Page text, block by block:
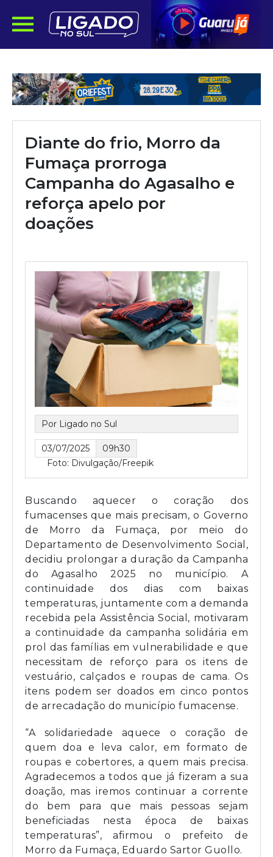
Diante do frio, Morro da
Fumaça prorroga
Campanha do Agasalho e
reforça apelo por
doações
Por Ligado no Sul
03/07/2025
09h30
Foto: Divulgação/Freepik
Buscando aquecer o coração dos
fumacenses que mais precisam, o Governo
de Morro da Fumaça, por meio do
Departamento de Desenvolvimento Social,
decidiu prolongar a duração da Campanha
do Agasalho 2025 no município. A
continuidade dos dias com baixas
temperaturas, juntamente com a demanda
recebida pela Assistência Social, motivaram
a continuidade da campanha solidária em
prol das famílias em vulnerabilidade e que
necessitam de reforço para os itens de
vestuário, calçados e roupas de cama. Os
itens podem ser doados em cinco pontos
de arrecadação do município fumacense.
“A solidariedade aquece o coração de
quem doa e leva calor, em formato de
roupas e cobertores, a quem mais precisa.
Agradecemos a todos que já fizeram a sua
doação, mas iremos continuar a corrente
do bem para que mais pessoas sejam
beneficiadas nesta época de baixas
temperaturas”, afirmou o prefeito de
Morro da Fumaça, Eduardo Sartor Guollo.